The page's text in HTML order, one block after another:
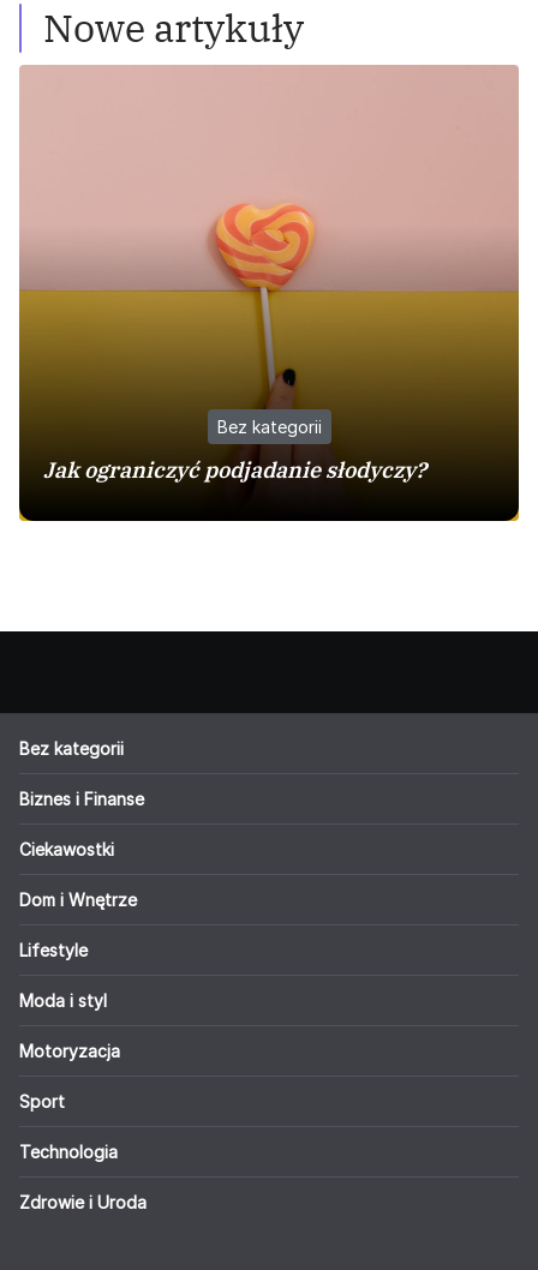
Nowe artykuły
Bez kategorii
Jak ograniczyć podjadanie słodyczy?
Bez kategorii
Biznes i Finanse
Ciekawostki
Dom i Wnętrze
Lifestyle
Moda i styl
Motoryzacja
Sport
Technologia
Zdrowie i Uroda